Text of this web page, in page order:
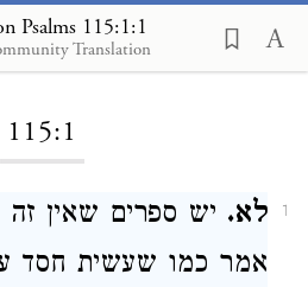
Psalms 115:1:1
Translation
Loading...
115:1
1 לא. יש ספרים שאין
אמר כמו שעשית חסד